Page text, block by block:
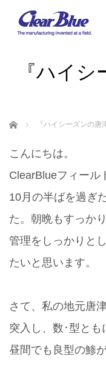
『ハイ
ホーム 『ハイシーズンの唐
こんにちは。
ClearBlueフィール
10月の半ばを過ぎ
た。朝晩もすっか
管理をしっかりと
たいと思います。
さて、私の地元唐
突入し、数･型と
昼間でも良型の鯵